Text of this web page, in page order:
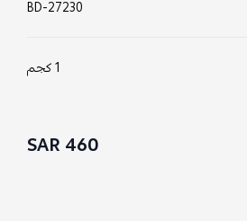
BD-27230
1 كجم
460 SAR